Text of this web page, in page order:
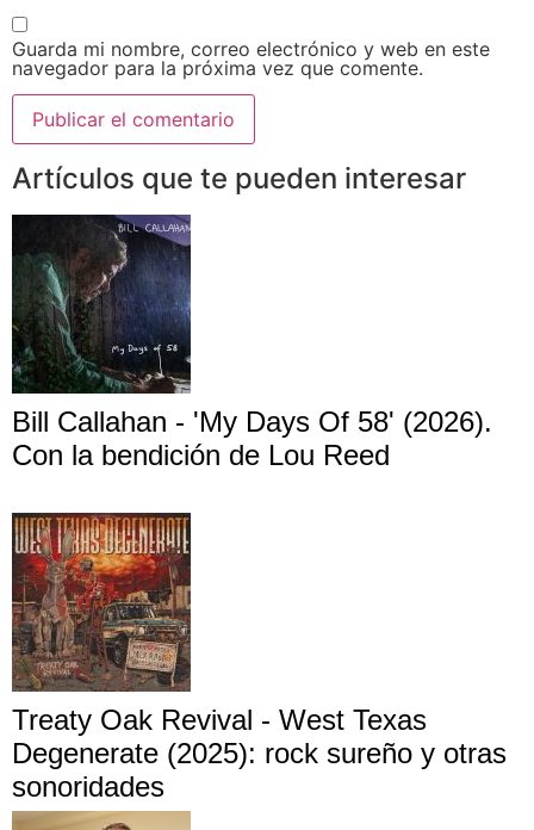
Guarda mi nombre, correo electrónico y web en este
navegador para la próxima vez que comente.
Artículos que te pueden interesar
Bill Callahan - 'My Days Of 58' (2026).
Con la bendición de Lou Reed
Treaty Oak Revival - West Texas
Degenerate (2025): rock sureño y otras
sonoridades